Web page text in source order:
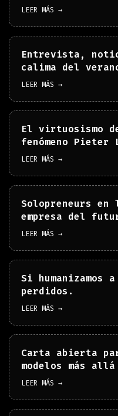
LEER MÁS →
Entrevista,
calima del
LEER MÁS →
El virtuosismo
fenómeno Pieter
LEER MÁS →
Solopreneurs
empresa del
LEER MÁS →
Si humanizamos
perdidos.
LEER MÁS →
Carta abierta
modelos más allá
LEER MÁS →